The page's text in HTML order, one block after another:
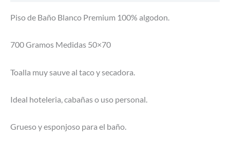
Piso de Baño Blanco Premium 100% algodon.
700 Gramos Medidas 50×70
Toalla muy sauve al taco y secadora.
Ideal hoteleria, cabañas o uso personal.
Grueso y esponjoso para el baño.